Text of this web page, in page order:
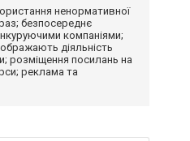
ненормативної
безпосереднє
компаніями;
діяльність
розміщення посилань на
реклама та